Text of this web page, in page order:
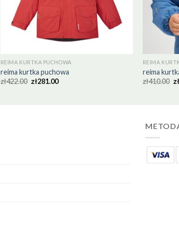
REIMA KURTKA PUCHOWA
reima kurtka puchowa
zł422.00 zł281.00
REIMA
reima
zł410.00 zł